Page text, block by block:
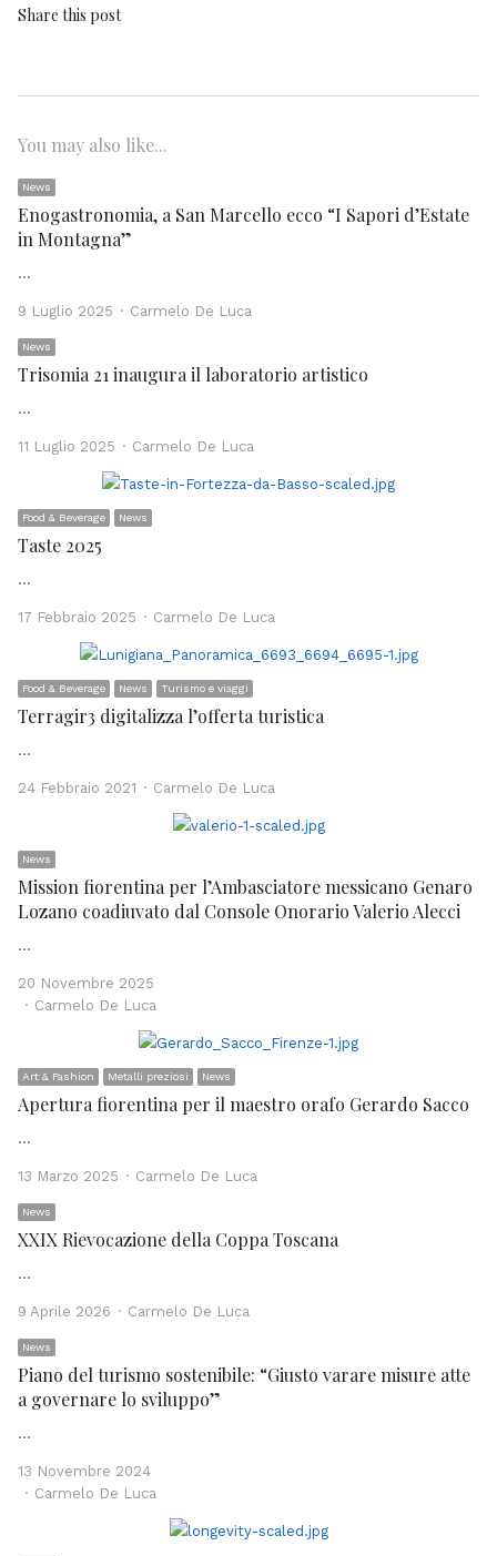
Share this post
You may also like...
News
Enogastronomia, a San Marcello ecco “I Sapori d’Estate
in Montagna”
…
9 Luglio 2025 Author
Carmelo De Luca
News
Trisomia 21 inaugura il laboratorio artistico
…
11 Luglio 2025 Author
Carmelo De Luca
Food & Beverage News
Taste 2025
…
17 Febbraio 2025 Author
Carmelo De Luca
Food & Beverage News Turismo e viaggi
Terragir3 digitalizza l’offerta turistica
…
24 Febbraio 2021 Author
Carmelo De Luca
News
Mission fiorentina per l’Ambasciatore messicano Genaro
Lozano coadiuvato dal Console Onorario Valerio Alecci
…
20 Novembre 2025
Author
Carmelo De Luca
Art & Fashion Metalli preziosi News
Apertura fiorentina per il maestro orafo Gerardo Sacco
…
13 Marzo 2025 Author
Carmelo De Luca
News
XXIX Rievocazione della Coppa Toscana
…
9 Aprile 2026 Author
Carmelo De Luca
News
Piano del turismo sostenibile: “Giusto varare misure atte
a governare lo sviluppo”
…
13 Novembre 2024
Author
Carmelo De Luca